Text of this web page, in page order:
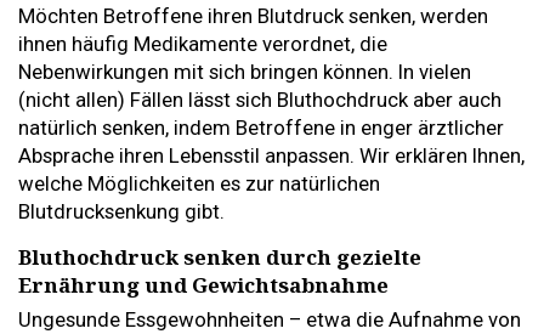
Möchten Betroffene ihren Blutdruck senken, werden
ihnen häufig Medikamente verordnet, die
Nebenwirkungen mit sich bringen können. In vielen
(nicht allen) Fällen lässt sich Bluthochdruck aber auch
natürlich senken, indem Betroffene in enger ärztlicher
Absprache ihren Lebensstil anpassen. Wir erklären Ihnen,
welche Möglichkeiten es zur natürlichen
Blutdrucksenkung gibt.
Bluthochdruck senken durch gezielte
Ernährung und Gewichtsabnahme
Ungesunde Essgewohnheiten – etwa die Aufnahme von